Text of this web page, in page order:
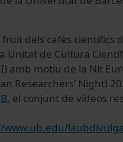
dels cafès científics
Unitat de Cultura
amb motiu de la Nit
Researchers’ Night)
, el conjunt de vídeos
www.ub.edu/